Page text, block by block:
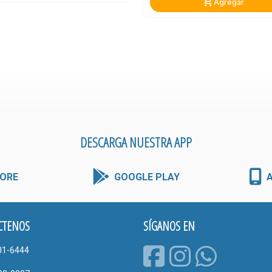
Agregar
DESCARGA NUESTRA APP
GOOGLE PLAY
6444
SÍGANOS EN